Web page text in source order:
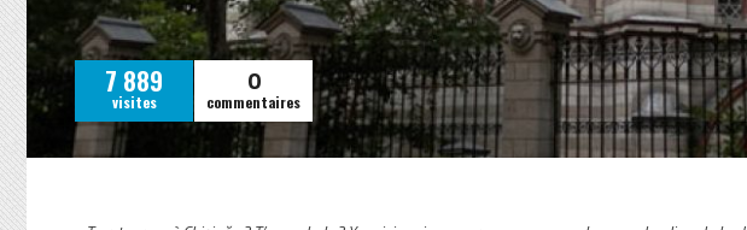
7 889
visites
0
commentaires